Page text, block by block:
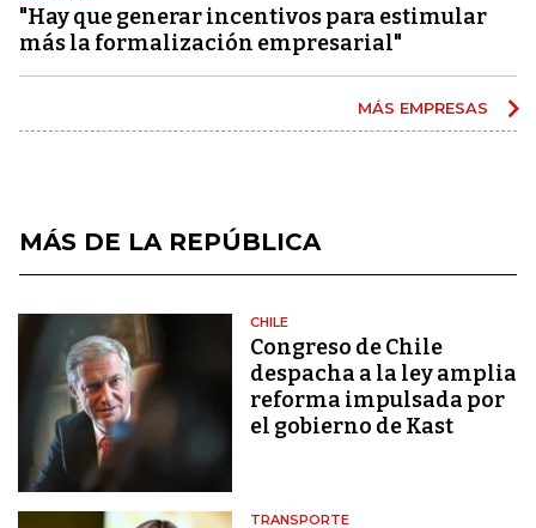
"Hay que generar incentivos para estimular
más la formalización empresarial"
MÁS EMPRESAS
MÁS DE LA REPÚBLICA
CHILE
Congreso de Chile
despacha a la ley amplia
reforma impulsada por
el gobierno de Kast
TRANSPORTE